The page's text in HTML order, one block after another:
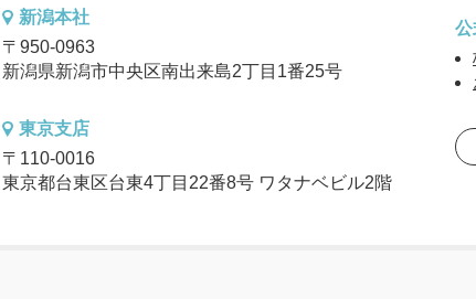
新潟本社
〒950-0963
新潟県新潟市中央区南出来島2丁目1番25号
東京支店
〒110-0016
東京都台東区台東4丁目22番8号 ワタナベビル2階
公